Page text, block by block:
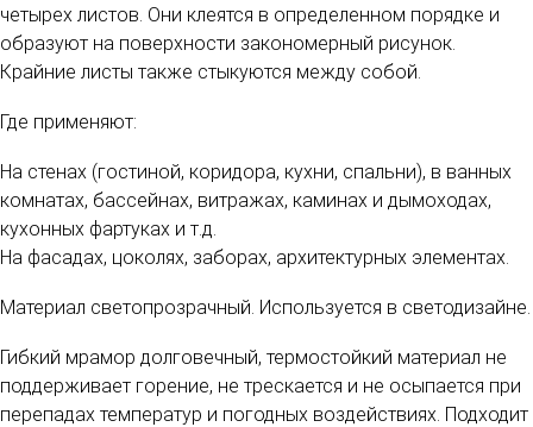
четырех листов. Они клеятся в определенном порядке и
образуют на поверхности закономерный рисунок.
Крайние листы также стыкуются между собой.
Где применяют:
На стенах (гостиной, коридора, кухни, спальни), в ванных
комнатах, бассейнах, витражах, каминах и дымоходах,
кухонных фартуках и т.д.
На фасадах, цоколях, заборах, архитектурных элементах.
Материал светопрозрачный. Используется в светодизайне.
Гибкий мрамор долговечный, термостойкий материал не
поддерживает горение, не трескается и не осыпается при
перепадах температур и погодных воздействиях. Подходит